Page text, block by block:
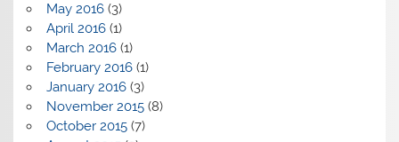
May 2016(3)
April 2016(1)
March 2016(1)
February 2016(1)
January 2016(3)
November 2015(8)
October 2015(7)